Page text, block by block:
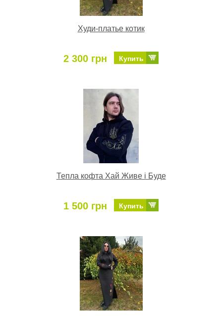
Худи-платье котик
2 300 грн Купить
Тепла кофта Хай Живе і Буде
1 500 грн Купить